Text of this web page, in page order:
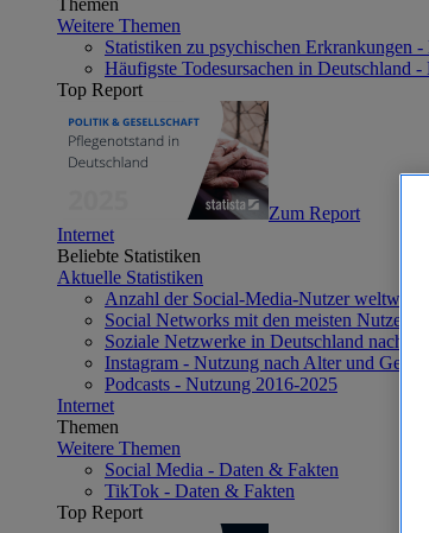
Weitere Themen
Statistiken zu psychischen Erkrankungen
Häufigste Todesursachen in Deutschland
Top Report
Zum Report
Internet
Beliebte Statistiken
Aktuelle Statistiken
Anzahl der Social-Media-Nutzer weltweit
Social Networks mit den meisten Nutzern
Soziale Netzwerke in Deutschland nach
Instagram - Nutzung nach Alter und
Podcasts - Nutzung 2016-2025
Internet
Themen
Weitere Themen
Social Media - Daten & Fakten
TikTok - Daten & Fakten
Top Report